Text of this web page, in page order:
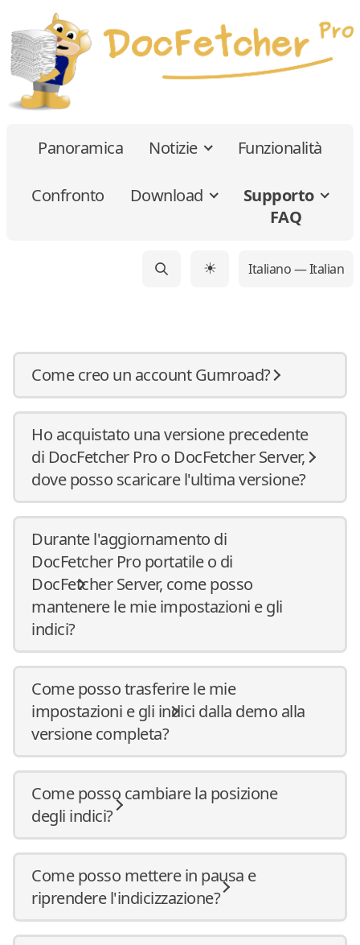
Panoramica Notizie Funzionalità
Confronto Download
Supporto
FAQ
☀ Italiano — Italian
Come creo un account Gumroad?
Ho acquistato una versione precedente
di DocFetcher Pro o DocFetcher Server,
dove posso scaricare l'ultima versione?
Durante l'aggiornamento di
DocFetcher Pro portatile o di
DocFetcher Server, come posso
mantenere le mie impostazioni e gli
indici?
Come posso trasferire le mie
impostazioni e gli indici dalla demo alla
versione completa?
Come posso cambiare la posizione
degli indici?
Come posso mettere in pausa e
riprendere l'indicizzazione?